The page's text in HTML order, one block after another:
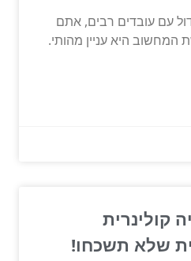
עם עובדים רבים, אתם
המחשוב היא עניין מהותי.
קולינרית
שלא תשכחו!